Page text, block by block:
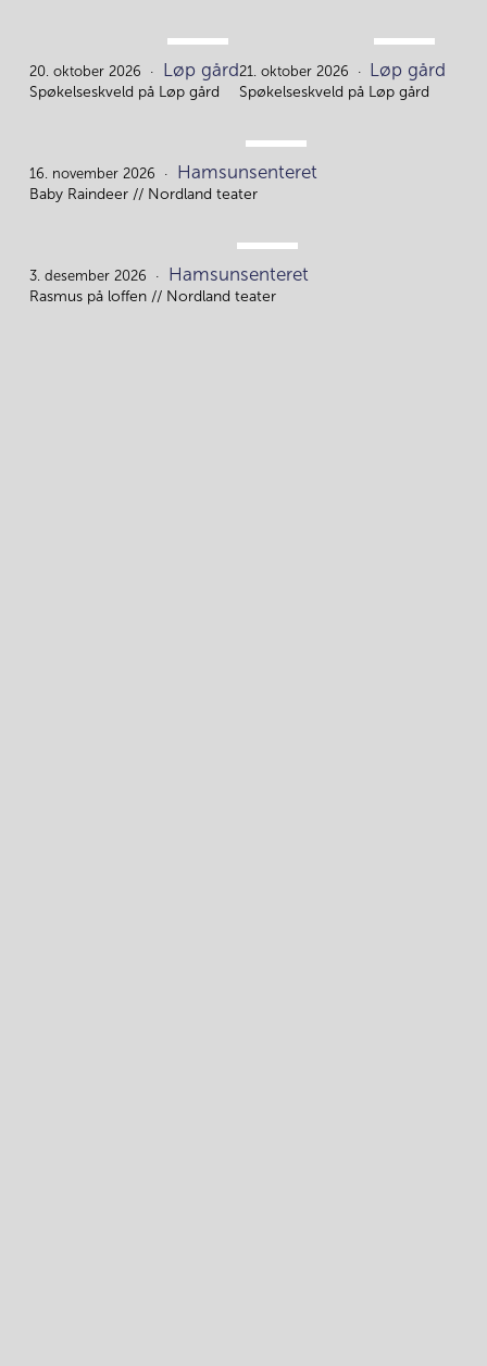
20.
20. oktober 2026 Løp gård
Spøkelseskveld på Løp gård
21.
21. oktober 2026 Løp gård
Spøkelseskveld på Løp gård
16.
16. november 2026 Hamsunsenteret
Baby Raindeer // Nordland teater
3.
3. desember 2026 Hamsunsenteret
Rasmus på loffen // Nordland teater